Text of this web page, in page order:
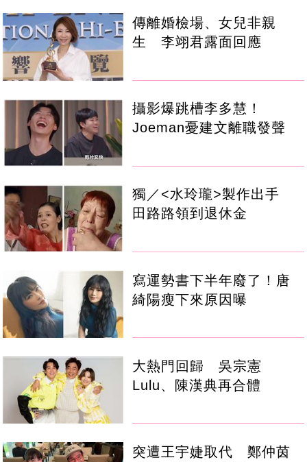
傳離婚檢場、女兒非親
生 李翊君露面回應
攝影爆跳槽李多慧！
Joeman憂建文離職發聲
獨／<水玲瓏>製作出手
田路路領到退休金
寫運勢書下半年廢了！唐
綺陽瘦下來原因曝
大熱門回歸 吳宗憲
Lulu、陳漢典再合體
突遭王宇婕取代 鄭仲茵